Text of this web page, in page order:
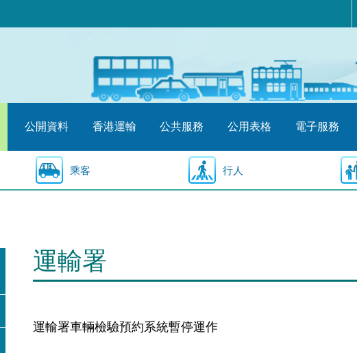
公開資料 香港運輸 公共服務 公用表格 電子服務
乘客 行人
運輸署
運輸署車輛檢驗預約系統暫停運作